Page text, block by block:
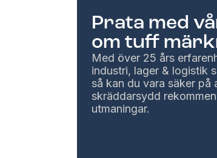
Prata med
om tuff
Med över 25 års
industri, lager & logistik
så kan du vara säker på
skräddarsydd
utmaningar.